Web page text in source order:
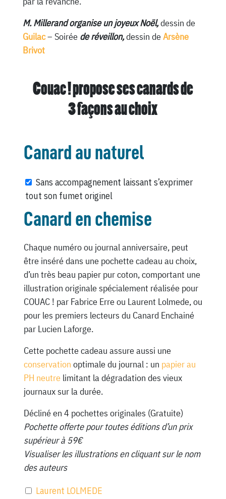
M. Millerand organise un joyeux Noël,dessin de
Guilac– Soiréede réveillon,dessin deArsène
Brivot
Couac ! propose ses canards de
3 façons au choix
Canard au naturel
Sans accompagnement laissant s’exprimer
tout son fumet originel
Canard en chemise
Chaque numéro ou journal anniversaire, peut
être inséré dans une pochette cadeau au choix,
d’un très beau papier pur coton, comportant une
illustration originale spécialement réalisée pour
COUAC ! par Fabrice Erre ou Laurent Lolmede, ou
pour les premiers lecteurs du Canard Enchainé
par Lucien Laforge.
Cette pochette cadeau assure aussi une
conservation optimale du journal : un papier au
PH neutrelimitant la dégradation des vieux
journaux sur la durée.
Décliné en 4 pochettes originales (Gratuite)
Pochette offerte pour toutes éditions d’un prix
supérieur à 59€
Visualiser les illustrations en cliquant sur le nom
des auteurs
Laurent LOLMEDE